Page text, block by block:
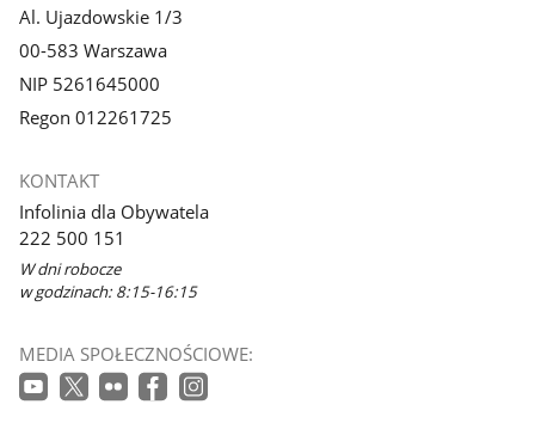
Al. Ujazdowskie 1/3
00-583 Warszawa
NIP 5261645000
Regon 012261725
KONTAKT
Infolinia dla Obywatela
222 500 151
W dni robocze
w godzinach: 8:15-16:15
MEDIA SPOŁECZNOŚCIOWE: